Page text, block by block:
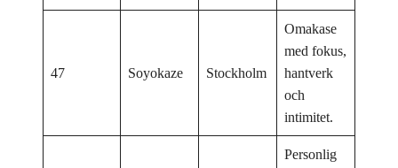
47 Soyokaze Stockholm
Omakase
med fokus,
hantverk
och
intimitet.
Personlig